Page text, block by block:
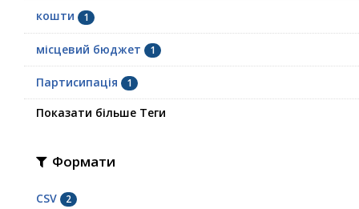
кошти 1
місцевий бюджет 1
Партисипація 1
Показати більше Теги
Формати
CSV 2